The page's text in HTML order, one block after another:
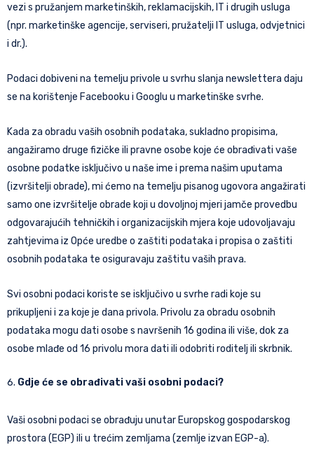
vezi s pružanjem marketinških, reklamacijskih, IT i drugih usluga
(npr. marketinške agencije, serviseri, pružatelji IT usluga, odvjetnici
i dr.).
Podaci dobiveni na temelju privole u svrhu slanja newslettera daju
se na korištenje Facebooku i Googlu u marketinške svrhe.
Kada za obradu vaših osobnih podataka, sukladno propisima,
angažiramo druge fizičke ili pravne osobe koje će obrađivati vaše
osobne podatke isključivo u naše ime i prema našim uputama
(izvršitelji obrade), mi ćemo na temelju pisanog ugovora angažirati
samo one izvršitelje obrade koji u dovoljnoj mjeri jamče provedbu
odgovarajućih tehničkih i organizacijskih mjera koje udovoljavaju
zahtjevima iz Opće uredbe o zaštiti podataka i propisa o zaštiti
osobnih podataka te osiguravaju zaštitu vaših prava.
Svi osobni podaci koriste se isključivo u svrhe radi koje su
prikupljeni i za koje je dana privola. Privolu za obradu osobnih
podataka mogu dati osobe s navršenih 16 godina ili više, dok za
osobe mlađe od 16 privolu mora dati ili odobriti roditelj ili skrbnik.
Gdje će se obrađivati vaši osobni podaci?
Vaši osobni podaci se obrađuju unutar Europskog gospodarskog
prostora (EGP) ili u trećim zemljama (zemlje izvan EGP-a).